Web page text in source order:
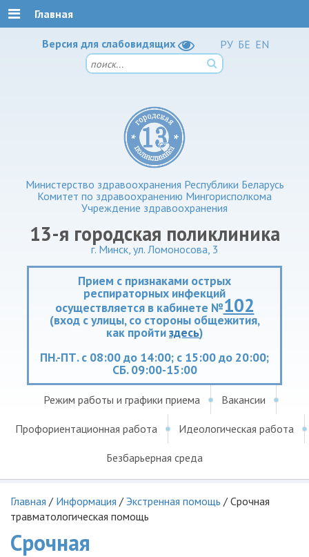
Версия для слабовидящих РУ БЕ EN
Министерство здравоохранения Республики Беларусь
Комитет по здравоохранению Мингорисполкома
Учреждение здравоохранения
13-я городская поликлиника
г. Минск, ул. Ломоносова, 3
Прием с признаками острых
респираторных инфекций
осуществляется в кабинете №102
(вход с улицы, со стороны общежития,
как пройтиздесь)
ПН.-ПТ. с 08:00 до 14:00; с 15:00 до 20:00;
СБ. 09:00-15:00
Главная
Режим работы и графики приема Вакансии
Профориентационная работа Идеологическая работа
Безбарьерная среда
Главная / Информация / Экстренная помощь / Срочная
травматологическая помощь
Срочная